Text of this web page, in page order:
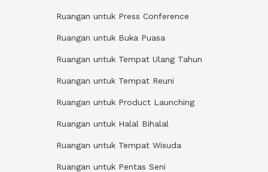
Ruangan untuk Press Conference
Ruangan untuk Buka Puasa
Ruangan untuk Tempat Ulang Tahun
Ruangan untuk Tempat Reuni
Ruangan untuk Product Launching
Ruangan untuk Halal Bihalal
Ruangan untuk Tempat Wisuda
Ruangan untuk Pentas Seni